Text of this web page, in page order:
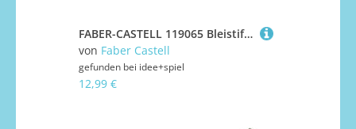
FABER-CASTELL 119065 Bleistift CASTELL 9000 12er Art Set
von Faber Castell
gefunden bei idee+spiel
12,99 €